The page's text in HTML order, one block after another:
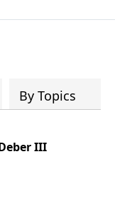
By Topics
III